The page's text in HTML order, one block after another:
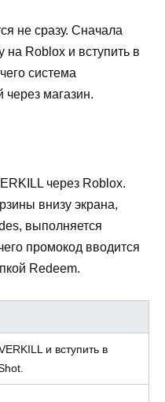
не сразу. Сначала
на Roblox и вступить в
система
через магазин.
через Roblox.
внизу экрана,
выполняется
промокод вводится
Redeem.
и вступить в